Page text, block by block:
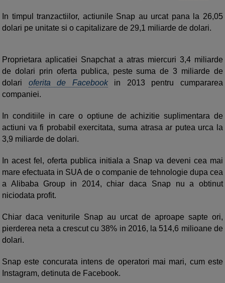
In timpul tranzactiilor, actiunile Snap au urcat pana la 26,05
dolari pe unitate si o capitalizare de 29,1 miliarde de dolari.
Proprietara aplicatiei Snapchat a atras miercuri 3,4 miliarde
de dolari prin oferta publica, peste suma de 3 miliarde de
dolari oferita de Facebookin 2013 pentru cumpararea
companiei.
In conditiile in care o optiune de achizitie suplimentara de
actiuni va fi probabil exercitata, suma atrasa ar putea urca la
3,9 miliarde de dolari.
In acest fel, oferta publica initiala a Snap va deveni cea mai
mare efectuata in SUA de o companie de tehnologie dupa cea
a Alibaba Group in 2014, chiar daca Snap nu a obtinut
niciodata profit.
Chiar daca veniturile Snap au urcat de aproape sapte ori,
pierderea neta a crescut cu 38% in 2016, la 514,6 milioane de
dolari.
Snap este concurata intens de operatori mai mari, cum este
Instagram, detinuta de Facebook.